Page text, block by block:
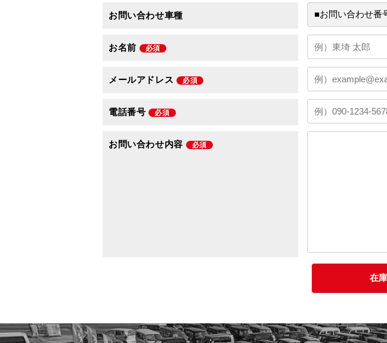
お問い合わせ車種
お名前 必須
メールアドレス 必須
電話番号 必須
お問い合わせ内容 必須